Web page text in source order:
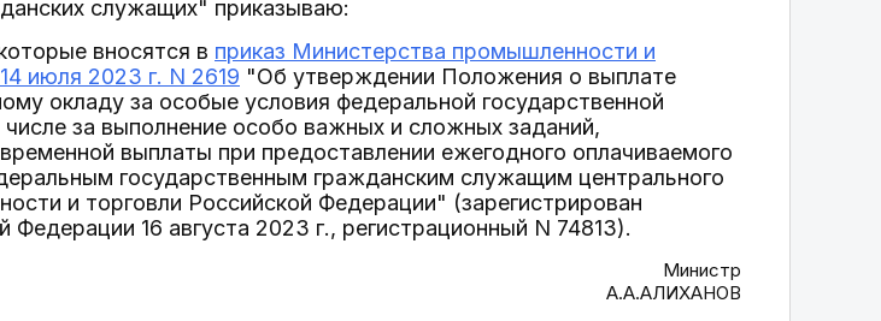
служащих" приказываю:
вносятся в приказ Министерства промышленности и
июля 2023 г. N 2619 "Об утверждении Положения о выплате
окладу за особые условия федеральной государственной
за выполнение особо важных и сложных заданий,
выплаты при предоставлении ежегодного оплачиваемого
государственным гражданским служащим центрального
и торговли Российской Федерации" (зарегистрирован
16 августа 2023 г., регистрационный N 74813).
Министр
А.А.АЛИХАНОВ